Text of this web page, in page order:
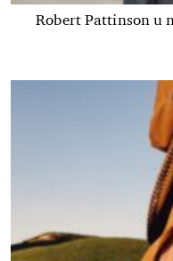
Robert Pattinson u